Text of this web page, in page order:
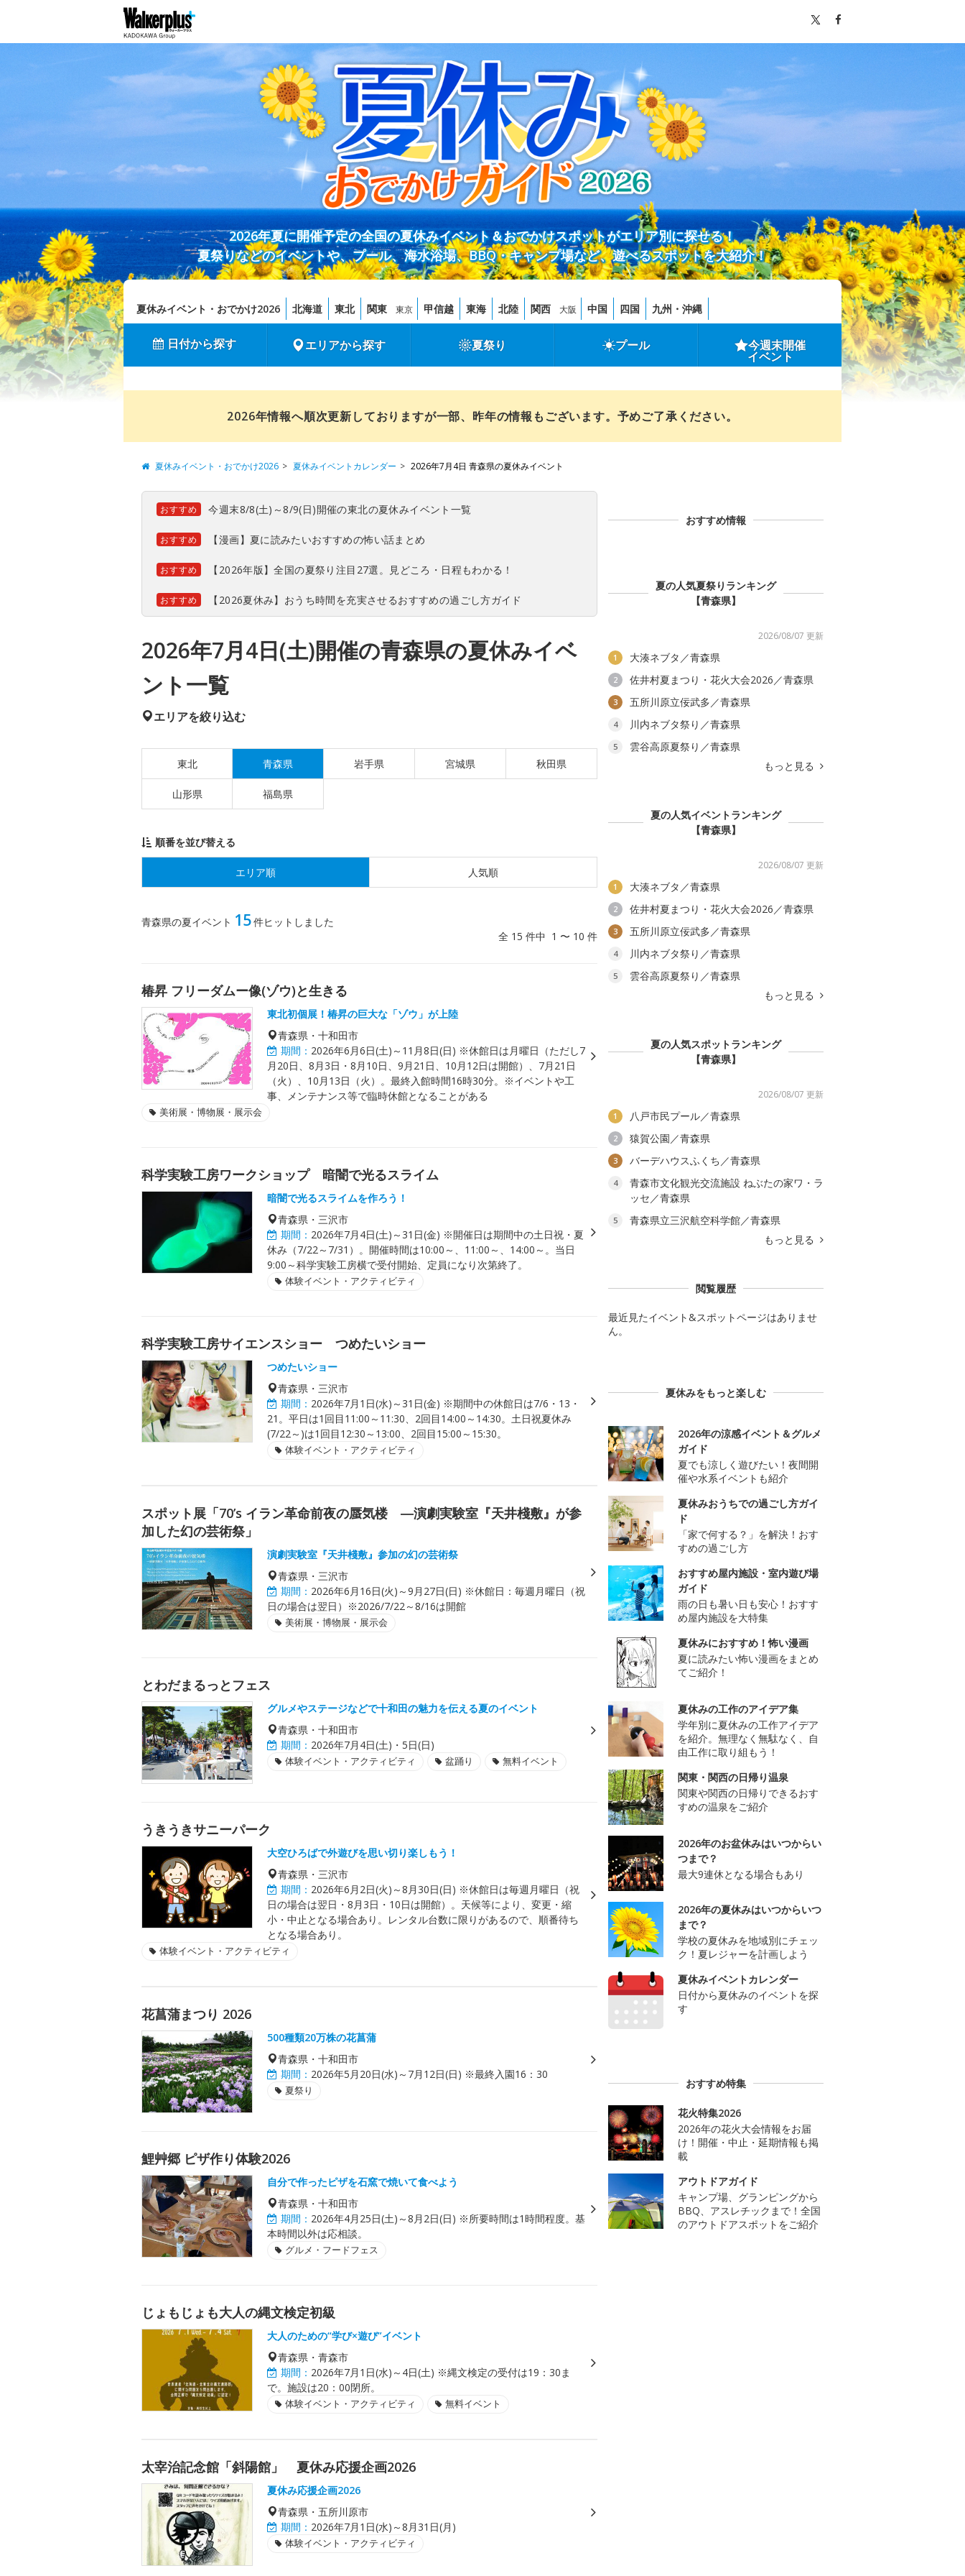
2026年夏に開催予定の全国の夏休みイベント＆おでかけスポットがエリア別に探せる！
夏祭りなどのイベントや、プール、海水浴場、BBQ・キャンプ場など、遊べるスポットを大紹介！
夏休みイベント・おでかけ2026 北海道 東北 関東 東京 甲信越 東海 北陸 関西 大阪 中国 四国 九州・沖縄
日付から探す エリアから探す 夏祭り プール 今週末開催
イベント
2026年情報へ順次更新しておりますが一部、昨年の情報もございます。予めご了承ください。
夏休みイベント・おでかけ2026 夏休みイベントカレンダー 2026年7月4日 青森県の夏休みイベント
おすすめ 今週末8/8(土)～8/9(日)開催の東北の夏休みイベント一覧
おすすめ 【漫画】夏に読みたいおすすめの怖い話まとめ
おすすめ 【2026年版】全国の夏祭り注目27選。見どころ・日程もわかる！
おすすめ 【2026夏休み】おうち時間を充実させるおすすめの過ごし方ガイド
2026年7月4日(土)開催の青森県の夏休みイベ
ント一覧
エリアを絞り込む
東北 青森県 岩手県 宮城県 秋田県
山形県 福島県
順番を並び替える
エリア順 人気順
青森県の夏イベント 15件ヒットしました
全 15 件中 1 〜 10 件
椿昇 フリーダムー像(ゾウ)と生きる
東北初個展！椿昇の巨大な「ゾウ」が上陸
青森県・十和田市
期間： 2026年6月6日(土)～11月8日(日) ※休館日は月曜日（ただし7
月20日、8月3日・8月10日、9月21日、10月12日は開館）、7月21日
（火）、10月13日（火）。最終入館時間16時30分。※イベントや工
事、メンテナンス等で臨時休館となることがある
美術展・博物展・展示会
科学実験工房ワークショップ 暗闇で光るスライム
暗闇で光るスライムを作ろう！
青森県・三沢市
期間： 2026年7月4日(土)～31日(金) ※開催日は期間中の土日祝・夏
休み（7/22～7/31）。開催時間は10:00～、11:00～、14:00～。当日
9:00～科学実験工房横で受付開始、定員になり次第終了。
体験イベント・アクティビティ
科学実験工房サイエンスショー つめたいショー
つめたいショー
青森県・三沢市
期間： 2026年7月1日(水)～31日(金) ※期間中の休館日は7/6・13・
21。平日は1回目11:00～11:30、2回目14:00～14:30。土日祝夏休み
(7/22～)は1回目12:30～13:00、2回目15:00～15:30。
体験イベント・アクティビティ
スポット展「70’s イラン革命前夜の蜃気楼 ―演劇実験室『天井棧敷』が参
加した幻の芸術祭」
演劇実験室『天井棧敷』参加の幻の芸術祭
青森県・三沢市
期間： 2026年6月16日(火)～9月27日(日) ※休館日：毎週月曜日（祝
日の場合は翌日）※2026/7/22～8/16は開館
美術展・博物展・展示会
とわだまるっとフェス
グルメやステージなどで十和田の魅力を伝える夏のイベント
青森県・十和田市
期間： 2026年7月4日(土)・5日(日)
体験イベント・アクティビティ 盆踊り 無料イベント
うきうきサニーパーク
大空ひろばで外遊びを思い切り楽しもう！
青森県・三沢市
期間： 2026年6月2日(火)～8月30日(日) ※休館日は毎週月曜日（祝
日の場合は翌日・8月3日・10日は開館）。天候等により、変更・縮
小・中止となる場合あり。レンタル台数に限りがあるので、順番待ち
となる場合あり。
体験イベント・アクティビティ
花菖蒲まつり 2026
500種類20万株の花菖蒲
青森県・十和田市
期間： 2026年5月20日(水)～7月12日(日) ※最終入園16：30
夏祭り
鯉艸郷 ピザ作り体験2026
自分で作ったピザを石窯で焼いて食べよう
青森県・十和田市
期間： 2026年4月25日(土)～8月2日(日) ※所要時間は1時間程度。基
本時間以外は応相談。
グルメ・フードフェス
じょもじょも大人の縄文検定初級
大人のための“学び×遊び”イベント
青森県・青森市
期間： 2026年7月1日(水)～4日(土) ※縄文検定の受付は19：30ま
で。施設は20：00閉所。
体験イベント・アクティビティ 無料イベント
太宰治記念館「斜陽館」 夏休み応援企画2026
夏休み応援企画2026
青森県・五所川原市
期間： 2026年7月1日(水)～8月31日(月)
体験イベント・アクティビティ
おすすめ情報
夏の人気夏祭りランキング
【青森県】
2026/08/07 更新
1 大湊ネブタ／青森県
2 佐井村夏まつり・花火大会2026／青森県
3 五所川原立佞武多／青森県
4 川内ネブタ祭り／青森県
5
雲谷高原夏祭り／青森県
もっと見る
夏の人気イベントランキング
【青森県】
2026/08/07 更新
1 大湊ネブタ／青森県
2 佐井村夏まつり・花火大会2026／青森県
3 五所川原立佞武多／青森県
4 川内ネブタ祭り／青森県
5
雲谷高原夏祭り／青森県
もっと見る
夏の人気スポットランキング
【青森県】
2026/08/07 更新
1 八戸市民プール／青森県
2 猿賀公園／青森県
3 バーデハウスふくち／青森県
4
青森市文化観光交流施設 ねぶたの家ワ・ラ
ッセ／青森県
5
青森県立三沢航空科学館／青森県
もっと見る
閲覧履歴
最近見たイベント&スポットページはありませ
ん。
夏休みをもっと楽しむ
2026年の涼感イベント＆グルメ
ガイド
夏でも涼しく遊びたい！夜間開
催や水系イベントも紹介
夏休みおうちでの過ごし方ガイ
ド
「家で何する？」を解決！おす
すめの過ごし方
おすすめ屋内施設・室内遊び場
ガイド
雨の日も暑い日も安心！おすす
め屋内施設を大特集
夏休みにおすすめ！怖い漫画
夏に読みたい怖い漫画をまとめ
てご紹介！
夏休みの工作のアイデア集
学年別に夏休みの工作アイデア
を紹介。無理なく無駄なく、自
由工作に取り組もう！
関東・関西の日帰り温泉
関東や関西の日帰りできるおす
すめの温泉をご紹介
2026年のお盆休みはいつからい
つまで？
最大9連休となる場合もあり
2026年の夏休みはいつからいつ
まで？
学校の夏休みを地域別にチェッ
ク！夏レジャーを計画しよう
夏休みイベントカレンダー
日付から夏休みのイベントを探
す
おすすめ特集
花火特集2026
2026年の花火大会情報をお届
け！開催・中止・延期情報も掲
載
アウトドアガイド
キャンプ場、グランピングから
BBQ、アスレチックまで！全国
のアウトドアスポットをご紹介